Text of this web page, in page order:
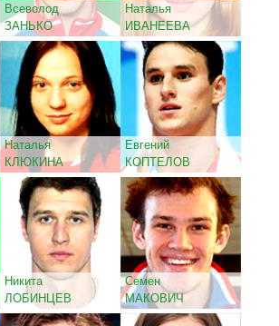
Всеволод
ЗАНЬКО
Наталья
ИВАНЕЕВА
Наталья
КЛЮКИНА
Евгений
КОПТЕЛОВ
Никита
ЛОБИНЦЕВ
Семен
МАКОВИЧ